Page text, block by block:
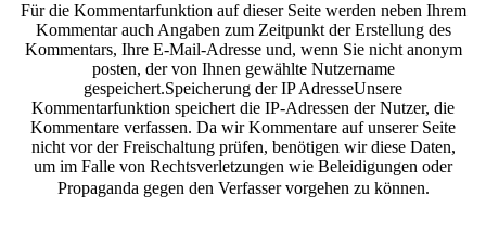
Für die Kommentarfunktion auf dieser Seite werden neben Ihrem
Kommentar auch Angaben zum Zeitpunkt der Erstellung des
Kommentars, Ihre E-Mail-Adresse und, wenn Sie nicht anonym
posten, der von Ihnen gewählte Nutzername
gespeichert.Speicherung der IP AdresseUnsere
Kommentarfunktion speichert die IP-Adressen der Nutzer, die
Kommentare verfassen. Da wir Kommentare auf unserer Seite
nicht vor der Freischaltung prüfen, benötigen wir diese Daten,
um im Falle von Rechtsverletzungen wie Beleidigungen oder
Propaganda gegen den Verfasser vorgehen zu können.